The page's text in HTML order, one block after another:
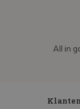
All in